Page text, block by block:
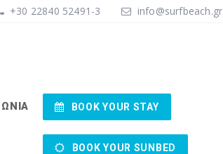
+30 22840 52491-3 info@surfbeach.gr
BOOK YOUR STAY
BOOK YOUR SUNBED